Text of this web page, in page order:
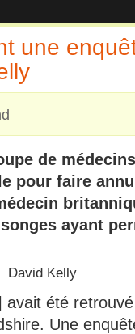
une
de
pour faire
ayant
David Kelly
avait été
Une